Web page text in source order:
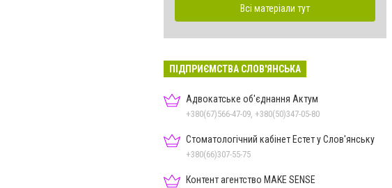
Всі матеріали тут
ПІДПРИЄМСТВА СЛОВ'ЯНСЬКА
Адвокатське об'єднання Актум
+380(67)566-47-09, +380(50)347-05-80
Стоматологічний кабінет Естет у Слов'янську
+380(66)307-55-75
Контент агентство MAKE SENSE